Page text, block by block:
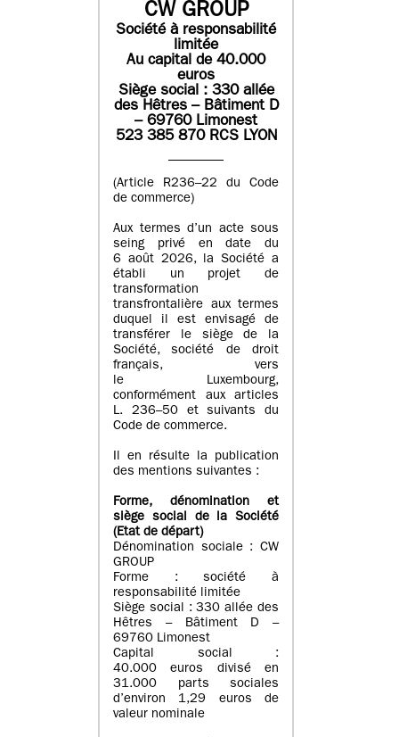
CW GROUP
Société à responsabilité
limitée
Au capital de 40.000
euros
Siège social : 330 allée
des Hêtres – Bâtiment D
– 69760 Limonest
523 385 870 RCS LYON
(Article R236–22 du Code
de commerce)
Aux termes d’un acte sous
seing privé en date du
6 août 2026, la Société a
établi un projet de
transformation
transfrontalière aux termes
duquel il est envisagé de
transférer le siège de la
Société, société de droit
français, vers
le Luxembourg,
conformément aux articles
L. 236–50 et suivants du
Code de commerce.
Il en résulte la publication
des mentions suivantes :
Forme, dénomination et
siège social de la Société
(Etatde départ)
Dénomination sociale : CW
GROUP
Forme : société à
responsabilité limitée
Siège social : 330 allée des
Hêtres – Bâtiment D –
69760 Limonest
Capital social :
40.000 euros divisé en
31.000 parts sociales
d’environ 1,29 euros de
valeur nominale